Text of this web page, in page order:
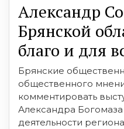
Александр
Брянской
благо и для
Брянские
общественного
комментировать
Александра
деятельности